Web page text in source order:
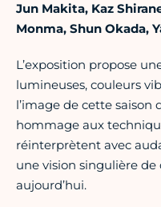
Jun Makita, Kaz
Monma, Shun Okada,
​L’exposition propose
lumineuses, couleurs
l’image de cette saison
hommage aux
réinterprètent avec
une vision singulière de
aujourd’hui.